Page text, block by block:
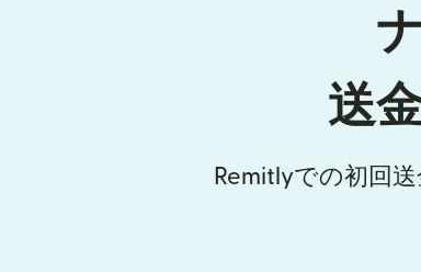
送
Remitlyでの初回